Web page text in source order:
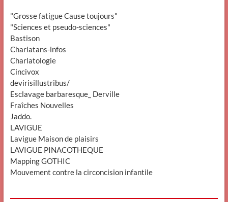
"Grosse fatigue Cause toujours"
"Sciences et pseudo-sciences"
Bastison
Charlatans-infos
Charlatologie
Cincivox
devirisillustribus/
Esclavage barbaresque_ Derville
Fraîches Nouvelles
Jaddo.
LAVIGUE
Lavigue Maison de plaisirs
LAVIGUE PINACOTHEQUE
Mapping GOTHIC
Mouvement contre la circoncision infantile